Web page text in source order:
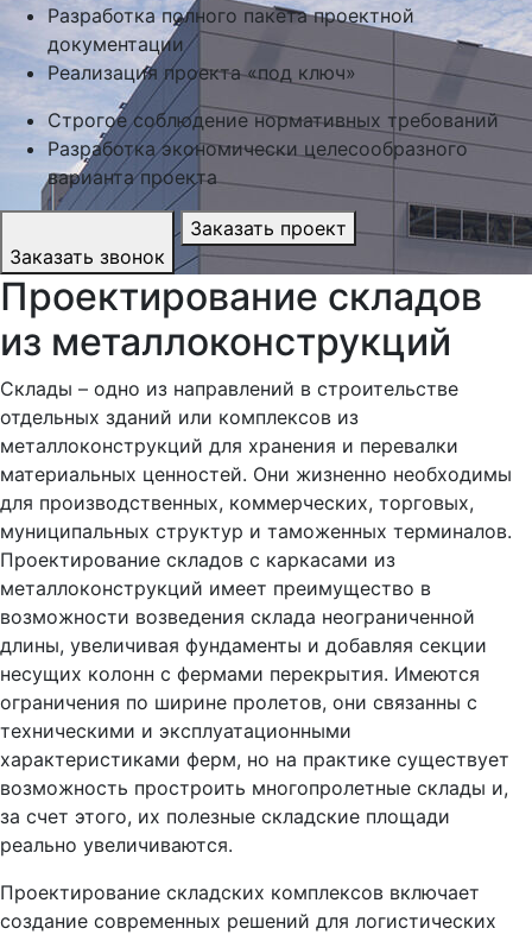
Разработка полного пакета проектной
документации
Реализация проекта «под ключ»
Строгое соблюдение нормативных требований
Разработка экономически целесообразного
варианта проекта
Заказать звонок
Заказать проект
Проектирование складов
из металлоконструкций
Склады – одно из направлений в строительстве
отдельных зданий или комплексов из
металлоконструкций для хранения и перевалки
материальных ценностей. Они жизненно необходимы
для производственных, коммерческих, торговых,
муниципальных структур и таможенных терминалов.
Проектирование складов с каркасами из
металлоконструкций имеет преимущество в
возможности возведения склада неограниченной
длины, увеличивая фундаменты и добавляя секции
несущих колонн с фермами перекрытия. Имеются
ограничения по ширине пролетов, они связанны с
техническими и эксплуатационными
характеристиками ферм, но на практике существует
возможность простроить многопролетные склады и,
за счет этого, их полезные складские площади
реально увеличиваются.
Проектирование складских комплексов включает
создание современных решений для логистических